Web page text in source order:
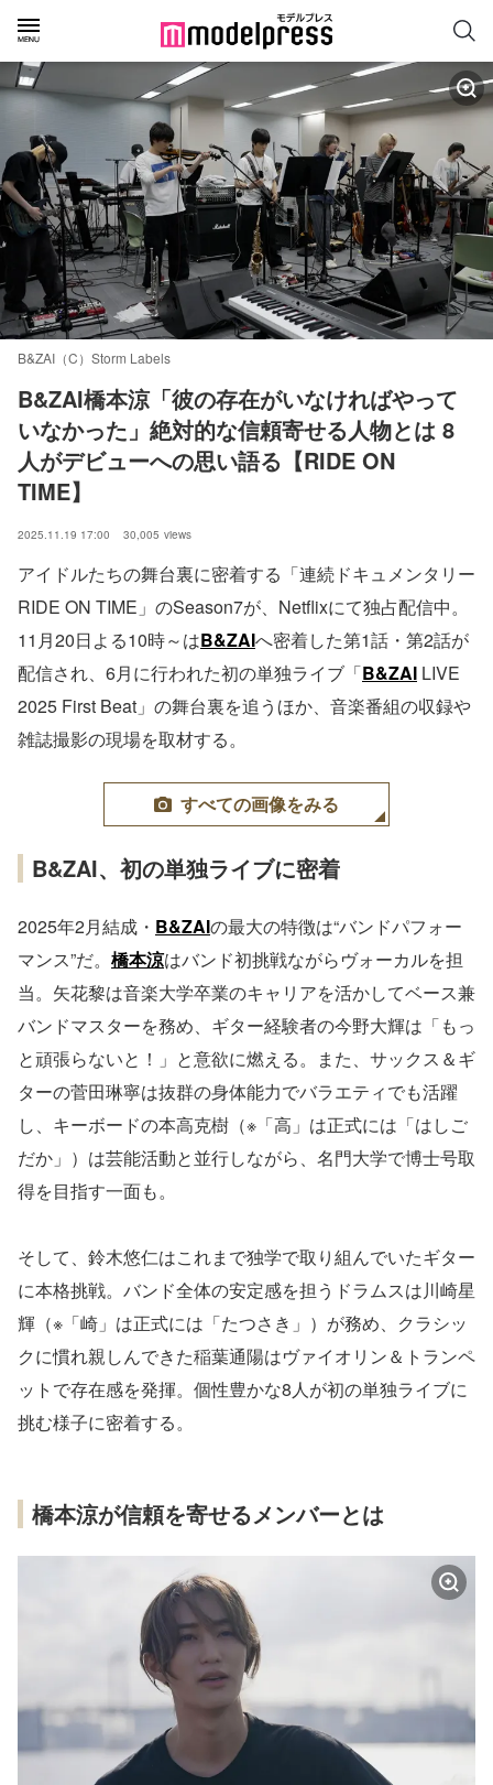
B&ZAI（C）Storm Labels
B&ZAI橋本涼「彼の存在がいなければやって
いなかった」絶対的な信頼寄せる人物とは 8
人がデビューへの思い語る【RIDE ON
TIME】
2025.11.19 17:00 30,005 views
アイドルたちの舞台裏に密着する「連続ドキュメンタリー
RIDE ON TIME」のSeason7が、Netflixにて独占配信中。
11月20日よる10時～はB&ZAIへ密着した第1話・第2話が
配信され、6月に行われた初の単独ライブ「B&ZAI LIVE
2025 First Beat」の舞台裏を追うほか、音楽番組の収録や
雑誌撮影の現場を取材する。
すべての画像をみる
B&ZAI、初の単独ライブに密着
2025年2月結成・ B&ZAIの最大の特徴は“バンドパフォー
マンス”だ。 橋本涼はバンド初挑戦ながらヴォーカルを担
当。矢花黎は音楽大学卒業のキャリアを活かしてベース兼
バンドマスターを務め、ギター経験者の今野大輝は「もっ
と頑張らないと！」と意欲に燃える。また、サックス＆ギ
ターの菅田琳寧は抜群の身体能力でバラエティでも活躍
し、キーボードの本高克樹（※「高」は正式には「はしご
だか」）は芸能活動と並行しながら、名門大学で博士号取
得を目指す一面も。
そして、鈴木悠仁はこれまで独学で取り組んでいたギター
に本格挑戦。バンド全体の安定感を担うドラムスは川崎星
輝（※「崎」は正式には「たつさき」）が務め、クラシッ
クに慣れ親しんできた稲葉通陽はヴァイオリン＆トランペ
ットで存在感を発揮。個性豊かな8人が初の単独ライブに
挑む様子に密着する。
橋本涼が信頼を寄せるメンバーとは